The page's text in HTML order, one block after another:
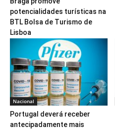
potencialidades turísticas na
BTL Bolsa de Turismo de
Lisboa
Nacional
Portugal deverá receber
antecipadamente mais